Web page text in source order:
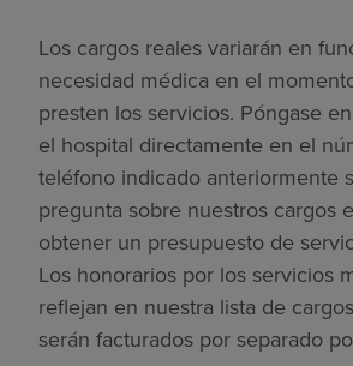
Los cargos reales variarán en
necesidad médica en el
presten los servicios. Póngase
el hospital directamente en el
teléfono indicado anteriormente
pregunta sobre nuestros cargos
obtener un presupuesto de
Los honorarios por los servicios
reflejan en nuestra lista de
serán facturados por separado